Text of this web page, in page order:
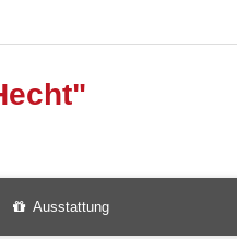
Ausstattung